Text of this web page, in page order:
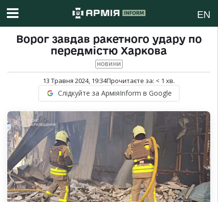
EN
Ворог завдав ракетного удару по
передмістю Харкова
НОВИНИ
13 Травня 2024, 19:34Прочитаєте за: < 1 хв.
Слідкуйте за АрміяInform в Google